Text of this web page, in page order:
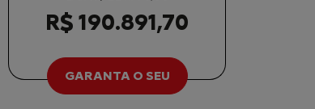
R$ 190.891,70
GARANTA O SEU